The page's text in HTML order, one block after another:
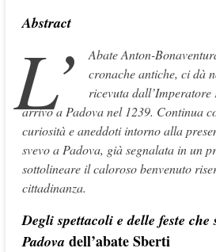
Abstract
L’
Abate Anton-
cronache antiche, ci dà
ricevuta
arrivo a Padova nel 1239. Continua
curiosità e aneddoti intorno alla
svevo a Padova, già segnalata in un
sottolineare il caloroso benvenuto
cittadinanza.
Degli spettacoli e delle feste
Padovadell’abate Sberti